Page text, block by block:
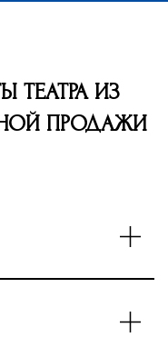
ТЕАТРА ИЗ
ПРОДАЖИ